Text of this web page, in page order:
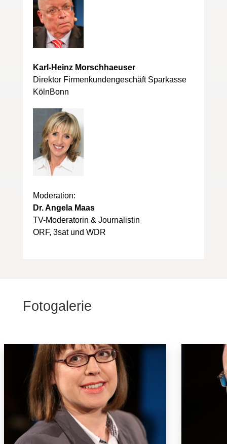
Karl-Heinz Morschhaeuser
Direktor Firmenkundengeschäft Sparkasse
KölnBonn
Moderation:
Dr. Angela Maas
TV-Moderatorin & Journalistin
ORF, 3sat und WDR
Fotogalerie